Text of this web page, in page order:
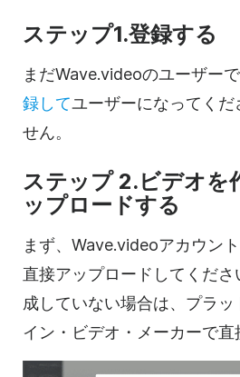
ステップ1.登録する
まだWave.videoのユーザー
録してユーザーになってくだ
せん。
ステップ 2.ビデオを
ップロードする
まず、 Wave.videoアカウン
直接アップロードしてくだ
成していない場合は、プラ
イン・ビデオ・メーカーで直